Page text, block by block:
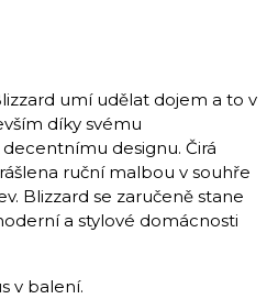
umí udělat dojem a to v
díky svému
designu. Čirá
ruční malbou v souhře
Blizzard se zaručeně stane
a stylové domácnosti
v balení.